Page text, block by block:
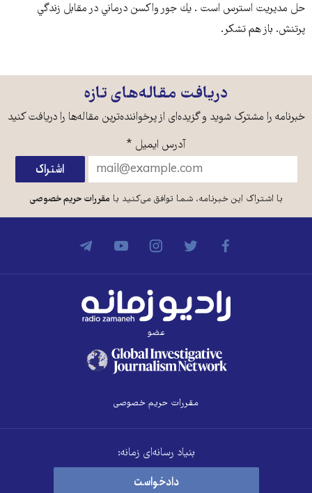
حل مديريت استرس است . يك جور واكسن درماني در مقابل زندگي
پرتنش. باز هم تشكر.
دریافت مقاله‌های تازه
خبرنامه را مشترک شوید و گزیده‌ای از پرخواننده‌ترین مقاله‌ها را دریافت کنید
آدرس ایمیل *
با اشتراک این خبرنامه، شما توافق می‌کنید بامقررات حریم خصوصی
عضو
مقررات حریم خصوصی
بنیاد رسانه‌ای زمانه:
دادخواست